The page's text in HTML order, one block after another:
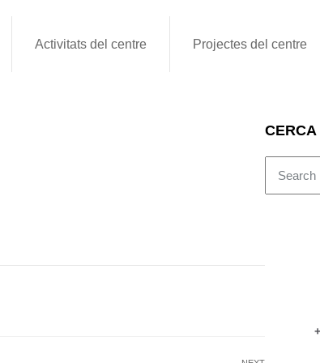
Activitats del centre Projectes del centre
CERCA